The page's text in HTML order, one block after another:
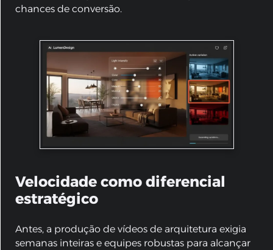
chances de conversão.
Velocidade como diferencial
estratégico
Antes, a produção de vídeos de arquitetura exigia
semanas inteiras e equipes robustas para alcançar